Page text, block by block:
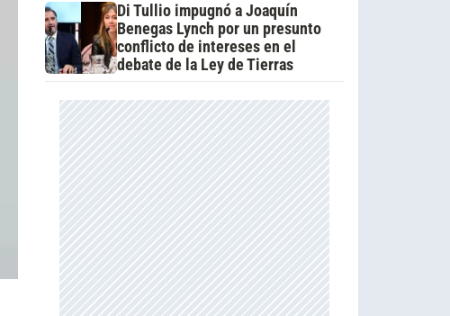
Di Tullio impugnó a Joaquín
Benegas Lynch por un presunto
conflicto de intereses en el
debate de la Ley de Tierras